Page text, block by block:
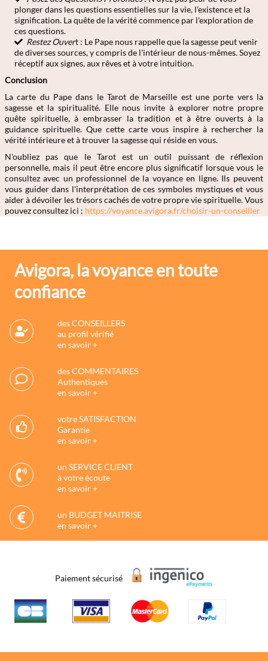
plonger dans les questions essentielles sur la vie, l'existence et la
signification. La quête de la vérité commence par l'exploration de
ces questions.
Restez Ouvert : Le Pape nous rappelle que la sagesse peut venir
de diverses sources, y compris de l'intérieur de nous-mêmes. Soyez
réceptif aux signes, aux rêves et à votre intuition.
Conclusion
La carte du Pape dans le Tarot de Marseille est une porte vers la
sagesse et la spiritualité. Elle nous invite à explorer notre propre
quête spirituelle, à embrasser la tradition et à être ouverts à la
guidance spirituelle. Que cette carte vous inspire à rechercher la
vérité intérieure et à trouver la sagesse qui réside en vous.
N'oubliez pas que le Tarot est un outil puissant de réflexion
personnelle, mais il peut être encore plus significatif lorsque vous le
consultez avec un professionnel de la voyance en ligne. Ils peuvent
vous guider dans l'interprétation de ces symboles mystiques et vous
aider à dévoiler les trésors cachés de votre propre vie spirituelle. Vous
pouvez consultez ici : https://voyance.avigora.fr/choisir-un-conseiller
Avigora, la voyance en toute
confiance
des CONSEILLERS
au profil vérifié
en savoir +
des COMMENTAIRES
Authentiques
en savoir +
votre SATISFACTION
Garantie
en savoir +
un SERVICE CLIENT
à votre écoute
en savoir +
un BUDGET MAITRISE
en savoir +
Paiement sécurisé